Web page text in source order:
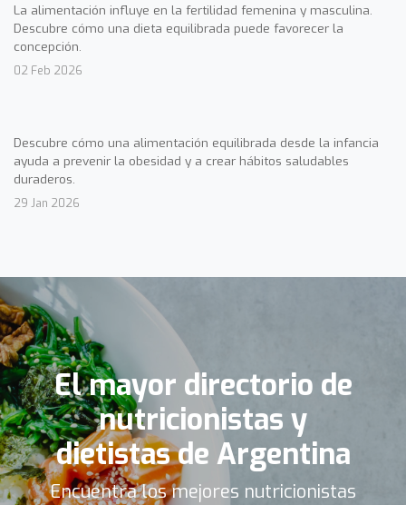
La alimentación influye en la fertilidad femenina y masculina.
Descubre cómo una dieta equilibrada puede favorecer la
concepción.
02 Feb 2026
Descubre cómo una alimentación equilibrada desde la infancia
ayuda a prevenir la obesidad y a crear hábitos saludables
duraderos.
29 Jan 2026
El mayor directorio de
nutricionistas y
dietistas de Argentina
Encuentra los mejores nutricionistas